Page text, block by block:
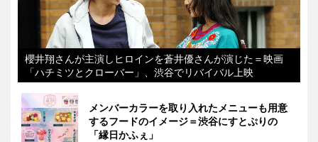
櫻井翔さんが主演しヒロインを蒼井優さんが演じた＝映画
「ハチミツとクローバー」、渋谷でリバイバル上映
メンバーカラーを取り入れたメニューも用意
するフードのイメージ＝渋谷にすとぷりの
「縁日かふぇ」